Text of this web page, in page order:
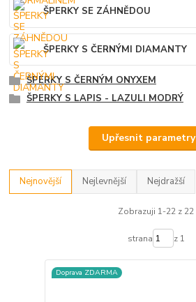
ŠPERKY SE ZÁHNĚDOU
ŠPERKY S ČERNÝMI DIAMANTY
ŠPERKY S ČERNÝM ONYXEM
ŠPERKY S LAPIS - LAZULI MODRÝ
Upřesnit parametry
Nejnovější Nejlevnější Nejdražší
Zobrazuji 1-22 z 22
strana z 1
Doprava ZDARMA